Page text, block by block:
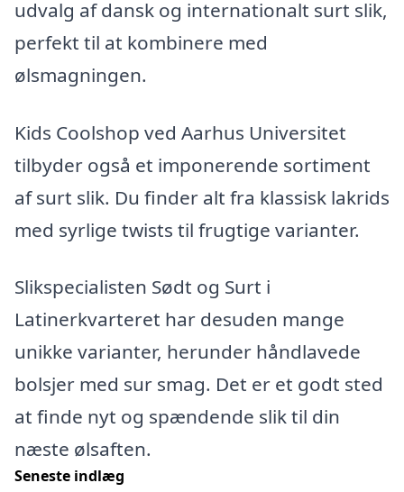
udvalg af dansk og internationalt surt slik,
perfekt til at kombinere med
ølsmagningen.
Kids Coolshop ved Aarhus Universitet
tilbyder også et imponerende sortiment
af surt slik. Du finder alt fra klassisk lakrids
med syrlige twists til frugtige varianter.
Slikspecialisten Sødt og Surt i
Latinerkvarteret har desuden mange
unikke varianter, herunder håndlavede
bolsjer med sur smag. Det er et godt sted
at finde nyt og spændende slik til din
næste ølsaften.
Seneste indlæg